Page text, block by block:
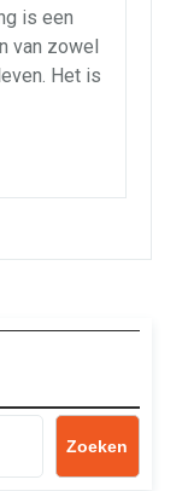
is een
van zowel
Het is
Zoeken